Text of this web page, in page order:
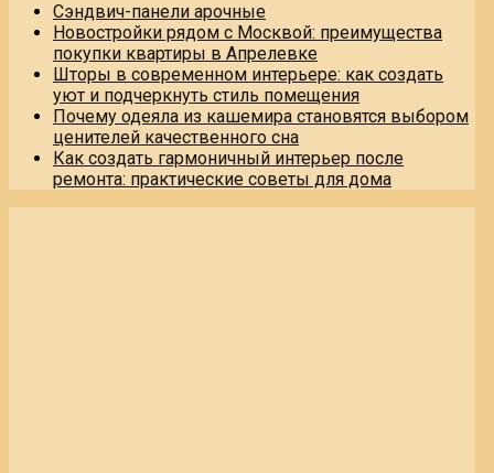
Сэндвич-панели арочные
Новостройки рядом с Москвой: преимущества
покупки квартиры в Апрелевке
Шторы в современном интерьере: как создать
уют и подчеркнуть стиль помещения
Почему одеяла из кашемира становятся выбором
ценителей качественного сна
Как создать гармоничный интерьер после
ремонта: практические советы для дома